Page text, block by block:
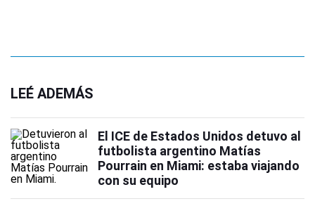
LEÉ ADEMÁS
El ICE de Estados Unidos detuvo al
futbolista argentino Matías
Pourrain en Miami: estaba viajando
con su equipo